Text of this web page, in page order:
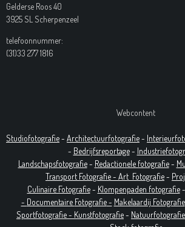
Gelderse Roos 40
3925 SL Scherpenzeel
telefoonnummer:
(31)33 277 1816
Webcontent
Studiofotografie- Architectuurfotografie-
- Bedrijfsreportage- Industrie
Landschapsfotografie- Redactionele fotografie-
Transport Fotografie - Art Fotografie-
Culinaire Fotografie- Klompenpaden fotografie-
- Documentaire Fotografie- Makelaardij Fotografie
Sportfotografie - Kunstfotografie- Natuurfotografie